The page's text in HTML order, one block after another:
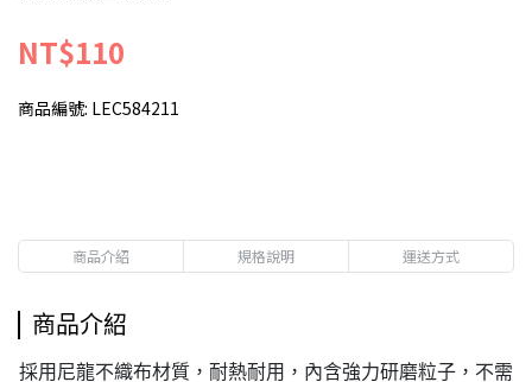
NT$110
商品編號: LEC584211
商品介紹 規格說明 運送方式
商品介紹
採用尼龍不織布材質，耐熱耐用，內含強力研磨粒子，不需